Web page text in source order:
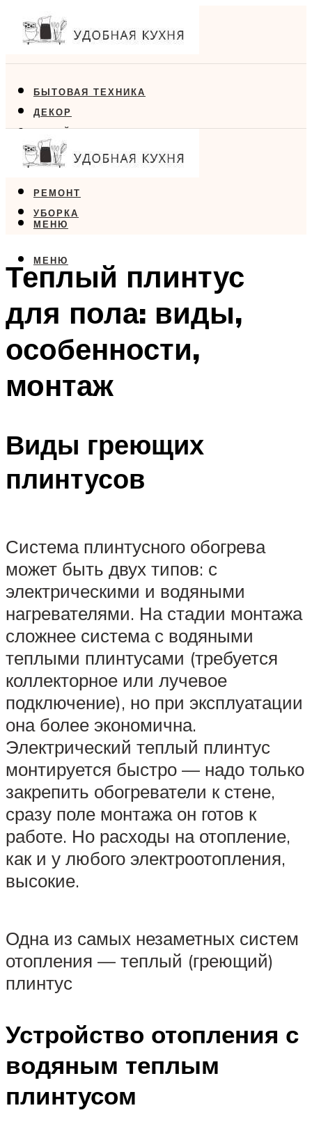
БЫТОВАЯ ТЕХНИКА
ДЕКОР
ДИЗАЙН
ЕДА
РЕМОНТ
УБОРКА
МЕНЮ
МЕНЮ
Теплый плинтус
для пола: виды,
особенности,
монтаж
Виды греющих
плинтусов
Система плинтусного обогрева
может быть двух типов: с
электрическими и водяными
нагревателями. На стадии монтажа
сложнее система с водяными
теплыми плинтусами (требуется
коллекторное или лучевое
подключение), но при эксплуатации
она более экономична.
Электрический теплый плинтус
монтируется быстро — надо только
закрепить обогреватели к стене,
сразу поле монтажа он готов к
работе. Но расходы на отопление,
как и у любого электроотопления,
высокие.
Одна из самых незаметных систем
отопления — теплый (греющий)
плинтус
Устройство отопления с
водяным теплым
плинтусом